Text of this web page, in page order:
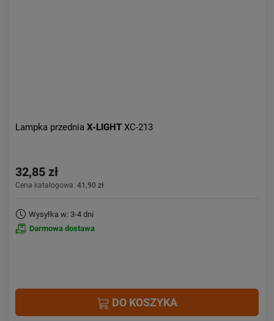
Lampka przednia X-LIGHT XC-213
32,85 zł
Cena katalogowa: 41,90 zł
Wysyłka w: 3-4 dni
Darmowa dostawa
DO KOSZYKA